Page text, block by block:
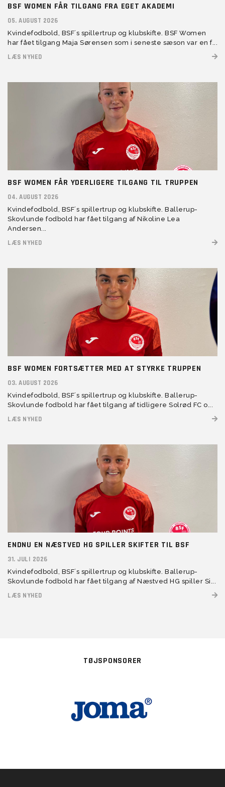
BSF WOMEN FÅR TILGANG FRA EGET AKADEMI
05. AUGUST 2026
Kvindefodbold, BSF´s spillertrup og klubskifte. BSF Women
har fået tilgang Maja Sørensen som i seneste sæson var en f...
LÆS NYHED
BSF WOMEN FÅR YDERLIGERE TILGANG TIL TRUPPEN
04. AUGUST 2026
Kvindefodbold, BSF´s spillertrup og klubskifte. Ballerup-
Skovlunde fodbold har fået tilgang af Nikoline Lea
Andersen...
LÆS NYHED
BSF WOMEN FORTSÆTTER MED AT STYRKE TRUPPEN
03. AUGUST 2026
Kvindefodbold, BSF´s spillertrup og klubskifte. Ballerup-
Skovlunde fodbold har fået tilgang af tidligere Solrød FC o...
LÆS NYHED
ENDNU EN NÆSTVED HG SPILLER SKIFTER TIL BSF
31. JULI 2026
Kvindefodbold, BSF´s spillertrup og klubskifte. Ballerup-
Skovlunde fodbold har fået tilgang af Næstved HG spiller Si...
LÆS NYHED
TØJSPONSORER